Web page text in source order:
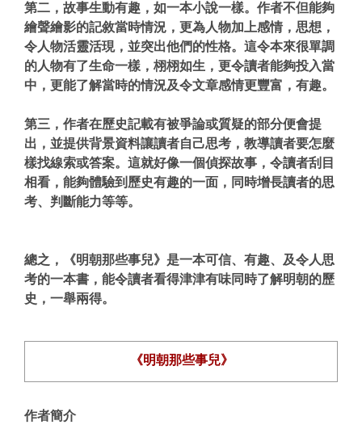
第二，故事生動有趣，如一本小說一樣。作者不但能夠
繪聲繪影的記敘當時情況，更為人物加上感情，思想，
令人物活靈活現，並突出他們的性格。這令本來很單調
的人物有了生命一樣，栩栩如生，更令讀者能夠投入當
中，更能了解當時的情況及令文章感情更豐富，有趣。
第三，作者在歷史記載有被爭論或質疑的部分便會提
出，並提供背景資料讓讀者自己思考，教導讀者要怎麼
樣找線索或答案。這就好像一個偵探故事，令讀者刮目
相看，能夠體驗到歷史有趣的一面，同時增長讀者的思
考、判斷能力等等。
總之，《明朝那些事兒》是一本可信、有趣、及令人思
考的一本書，能令讀者看得津津有味同時了解明朝的歷
史，一舉兩得。
《明朝那些事兒》
作者簡介